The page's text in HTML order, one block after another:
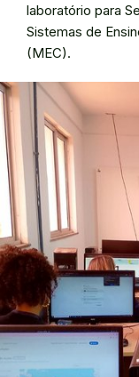
laboratório para
Sistemas de
(MEC).